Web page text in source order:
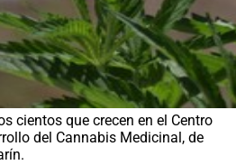
cientos que crecen en el Centro
del Cannabis Medicinal, de